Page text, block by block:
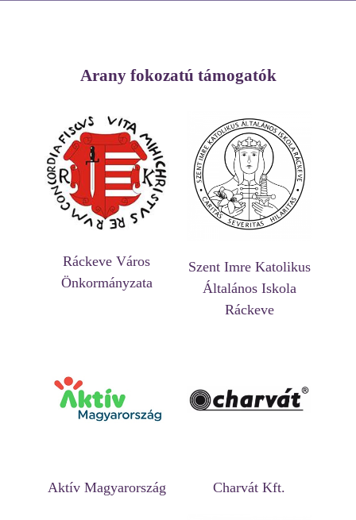
Arany fokozatú támogatók
Ráckeve Város
Önkormányzata
Szent Imre Katolikus
Általános Iskola
Ráckeve
Aktív Magyarország Charvát Kft.